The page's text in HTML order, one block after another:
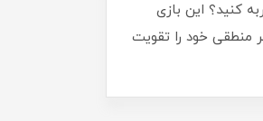
تا دنیای بی‌پایان خلاقیت و یادگیری را با بازی ساختنی میله هزارکاره 1000 قطعه تجربه کنید؟ این بازی
خلاقیت و تفکر منطقی خود را تقویت